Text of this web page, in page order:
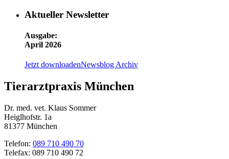
Aktueller Newsletter
Ausgabe:
April 2026
Jetzt downloadenNewsblog Archiv
Tierarztpraxis München
Dr. med. vet. Klaus Sommer
Heiglhofstr. 1a
81377 München
Telefon: 089 710 490 70
Telefax: 089 710 490 72